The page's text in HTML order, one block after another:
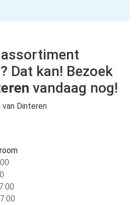
Dat kan! Bezoek
vandaag nog!
van Dinteren